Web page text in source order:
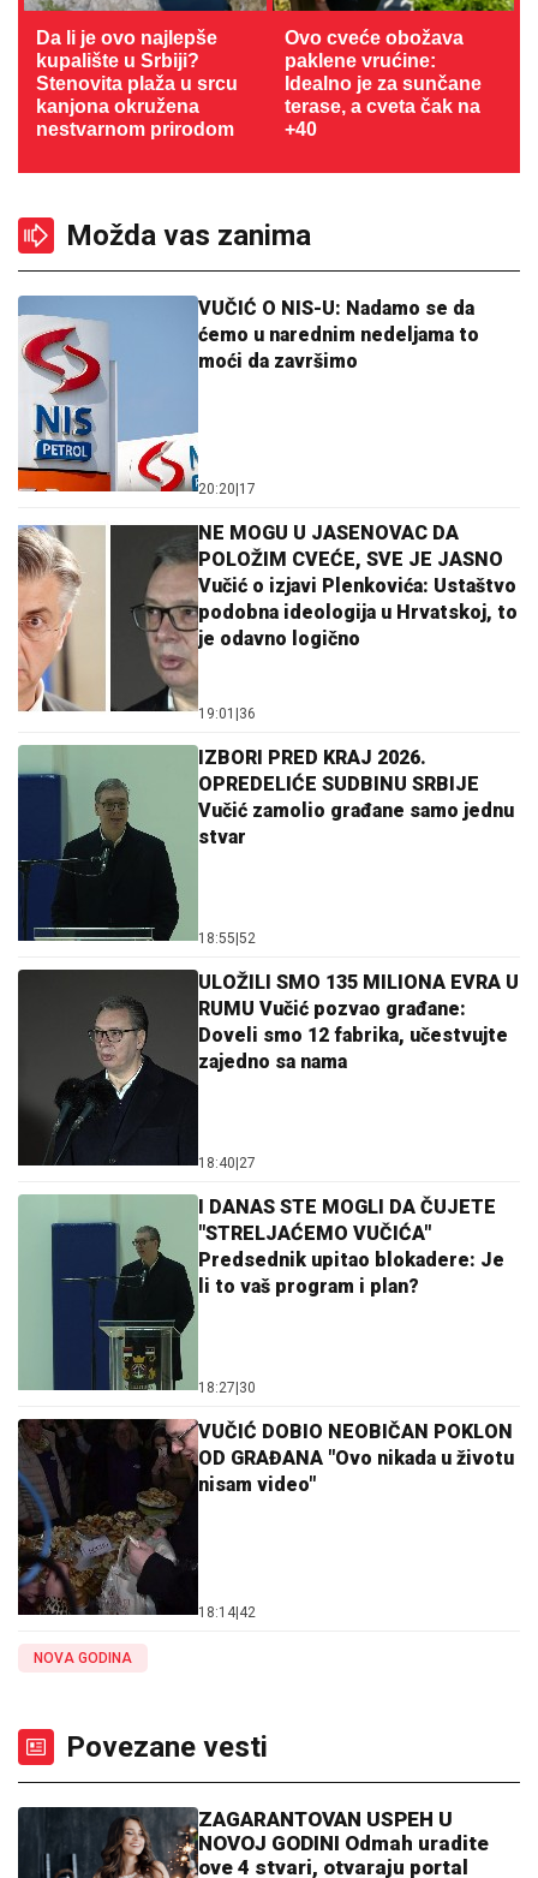
Da li je ovo najlepše
kupalište u Srbiji?
Stenovita plaža u srcu
kanjona okružena
nestvarnom prirodom
Ovo cveće obožava
paklene vrućine:
Idealno je za sunčane
terase, a cveta čak na
+40
Možda vas zanima
VUČIĆ O NIS-U: Nadamo se da
ćemo u narednim nedeljama to
moći da završimo
20:20 17
NE MOGU U JASENOVAC DA
POLOŽIM CVEĆE, SVE JE JASNO
Vučić o izjavi Plenkovića: Ustaštvo
podobna ideologija u Hrvatskoj, to
je odavno logično
19:01 36
IZBORI PRED KRAJ 2026.
OPREDELIĆE SUDBINU SRBIJE
Vučić zamolio građane samo jednu
stvar
18:55 52
ULOŽILI SMO 135 MILIONA EVRA U
RUMU Vučić pozvao građane:
Doveli smo 12 fabrika, učestvujte
zajedno sa nama
18:40 27
I DANAS STE MOGLI DA ČUJETE
"STRELJAĆEMO VUČIĆA"
Predsednik upitao blokadere: Je
li to vaš program i plan?
18:27 30
VUČIĆ DOBIO NEOBIČAN POKLON
OD GRAĐANA "Ovo nikada u životu
nisam video"
18:14 42
NOVA GODINA
Povezane vesti
ZAGARANTOVAN USPEH U
NOVOJ GODINI Odmah uradite
ove 4 stvari, otvaraju portal